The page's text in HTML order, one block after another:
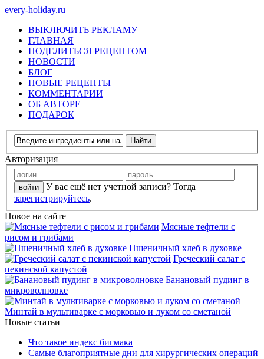
every-holiday.ru
ВЫКЛЮЧИТЬ РЕКЛАМУ
ГЛАВНАЯ
ПОДЕЛИТЬСЯ РЕЦЕПТОМ
НОВОСТИ
БЛОГ
НОВЫЕ РЕЦЕПТЫ
КОММЕНТАРИИ
ОБ АВТОРЕ
ПОДАРОК
Авторизация
У вас ещё нет учетной записи? Тогда
зарегистрируйтесь.
Новое на сайте
Мясные тефтели с
рисом и грибами
Пшеничный хлеб в духовке
Греческий салат с
пекинской капустой
Банановый пудинг в
микроволновке
Минтай в мультиварке с морковью и луком со сметаной
Новые статьи
Что такое индекс бигмака
Самые благоприятные дни для хирургических операций